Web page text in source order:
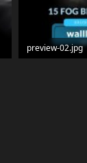
preview-02.jpg